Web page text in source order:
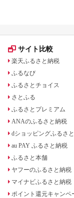
サイト比較
楽天ふるさと納税
ふるなび
ふるさとチョイス
さとふる
ふるさとプレミアム
ANAのふるさと納税
dショッピングふるさ
au PAY ふるさと納税
ふるさと本舗
ヤフーのふるさと納税
マイナビふるさと納税
ポイント還元キャンペ